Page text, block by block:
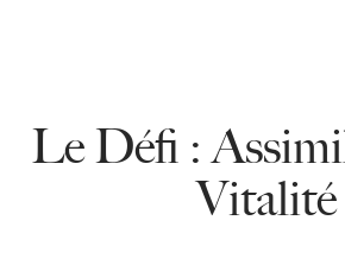
Le Défi :
Vitalité